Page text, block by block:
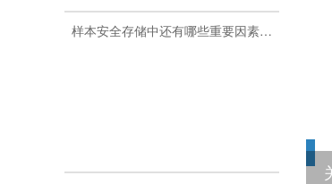
样本安全存储中还有哪些重要因素需要考虑?如何设置样本安全?26.7.24
还在担心样本的安全吗?如何制定有效的温湿度异常应急预案?26.7.22